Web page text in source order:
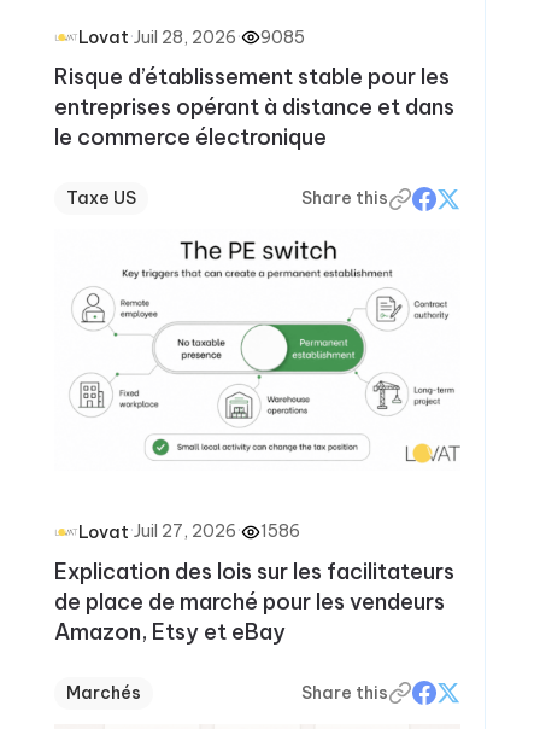
Lovat·Juil 28, 2026· 9085
Risque d’établissement stable pour les
entreprises opérant à distance et dans
le commerce électronique
Taxe US Share this
Lovat·Juil 27, 2026· 1586
Explication des lois sur les facilitateurs
de place de marché pour les vendeurs
Amazon, Etsy et eBay
Marchés Share this